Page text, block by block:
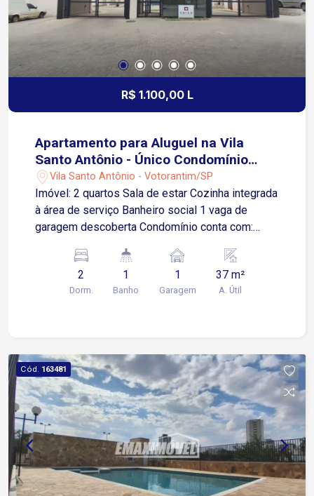
R$ 1.100,00 L
Apartamento para Aluguel na Vila
Santo Antônio - Único Condomínio
Clube - Votorantim/SP
Vila Santo Antônio - Votorantim/SP
Imóvel: 2 quartos Sala de estar Cozinha integrada
à área de serviço Banheiro social 1 vaga de
garagem descoberta Condomínio conta com:
Elevador Salão de festas Espaço gourmet
Portaria 24 horas Aproximadamente 5 minutos da
Avenida 31 de Março Cerca de 10 minutos da
vias da região, facilitando o deslocamento para
Sorocaba, centros comerciais e serviços
essenciais
2
Dorm.
1
Banho
1
Garagem
37 m²
A. Útil
Cód. 163481